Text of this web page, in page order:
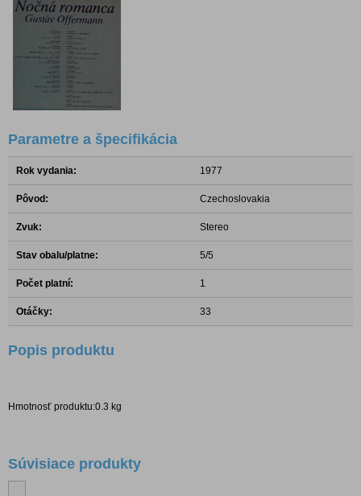
Parametre a špecifikácia
Rok vydania: 1977
Pôvod: Czechoslovakia
Zvuk: Stereo
Stav obalu/platne: 5/5
Počet platní: 1
Otáčky: 33
Popis produktu
Hmotnosť produktu:0.3 kg
Súvisiace produkty